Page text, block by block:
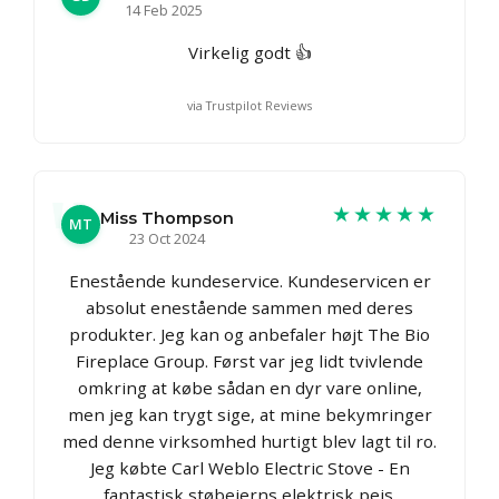
14 Feb 2025
Virkelig godt 👍
via Trustpilot Reviews
MT Miss Thompson
23 Oct 2024
★★★★★
Enestående kundeservice. Kundeservicen er
absolut enestående sammen med deres
produkter. Jeg kan og anbefaler højt The Bio
Fireplace Group. Først var jeg lidt tvivlende
omkring at købe sådan en dyr vare online,
men jeg kan trygt sige, at mine bekymringer
med denne virksomhed hurtigt blev lagt til ro.
Jeg købte Carl Weblo Electric Stove - En